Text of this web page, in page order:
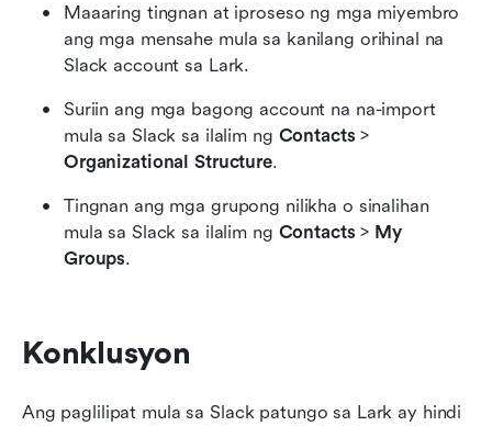
Maaaring tingnan at iproseso ng mga miyembro
ang mga mensahe mula sa kanilang orihinal na
Slack account sa Lark.
Suriin ang mga bagong account na na-import
mula sa Slack sa ilalim ng Contacts
Organizational Structure.
Tingnan ang mga grupong nilikha o sinalihan
mula sa Slack sa ilalim ng Contacts > My
Groups.
Konklusyon
Ang paglilipat mula sa Slack patungo sa Lark ay hindi